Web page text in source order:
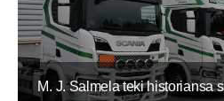
M. J. Salmela teki historiansa